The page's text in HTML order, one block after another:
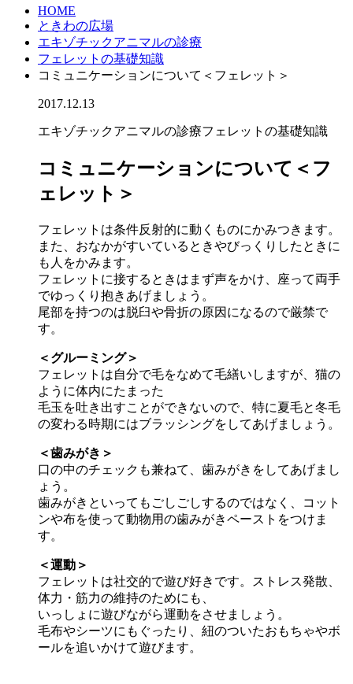
HOME
ときわの広場
エキゾチックアニマルの診療
フェレットの基礎知識
コミュニケーションについて＜フェレット＞
2017.12.13
エキゾチックアニマルの診療フェレットの基礎知識
コミュニケーションについて＜フ
ェレット＞
フェレットは条件反射的に動くものにかみつきます。
また、おなかがすいているときやびっくりしたときに
も人をかみます。
フェレットに接するときはまず声をかけ、座って両手
でゆっくり抱きあげましょう。
尾部を持つのは脱臼や骨折の原因になるので厳禁で
す。
＜グルーミング＞
フェレットは自分で毛をなめて毛繕いしますが、猫の
ように体内にたまった
毛玉を吐き出すことができないので、特に夏毛と冬毛
の変わる時期にはブラッシングをしてあげましょう。
＜歯みがき＞
口の中のチェックも兼ねて、歯みがきをしてあげまし
ょう。
歯みがきといってもごしごしするのではなく、コット
ンや布を使って動物用の歯みがきペーストをつけま
す。
＜運動＞
フェレットは社交的で遊び好きです。ストレス発散、
体力・筋力の維持のためにも、
いっしょに遊びながら運動をさせましょう。
毛布やシーツにもぐったり、紐のついたおもちゃやボ
ールを追いかけて遊びます。